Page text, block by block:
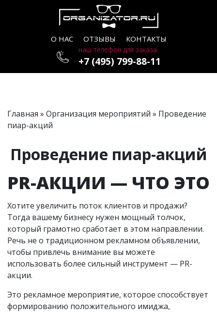
О НАС ОТЗЫВЫ КОНТАКТЫ
наш телефон для заказа
+7 (495) 799-88-11
Главная » Организация мероприятий » Проведение
пиар-акций
Проведение пиар-акций
PR-АКЦИИ — ЧТО ЭТО
Хотите увеличить поток клиентов и продажи?
Тогда вашему бизнесу нужен мощный толчок,
который грамотно сработает в этом направлении.
Речь не о традиционном рекламном объявлении,
чтобы привлечь внимание вы можете
использовать более сильный инструмент — PR-
акции.
Это рекламное мероприятие, которое способствует
формированию положительного имиджа,